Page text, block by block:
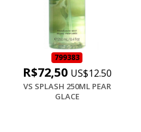
799383
R$72,50 US$12.50
VS SPLASH 250ML PEAR
GLACE